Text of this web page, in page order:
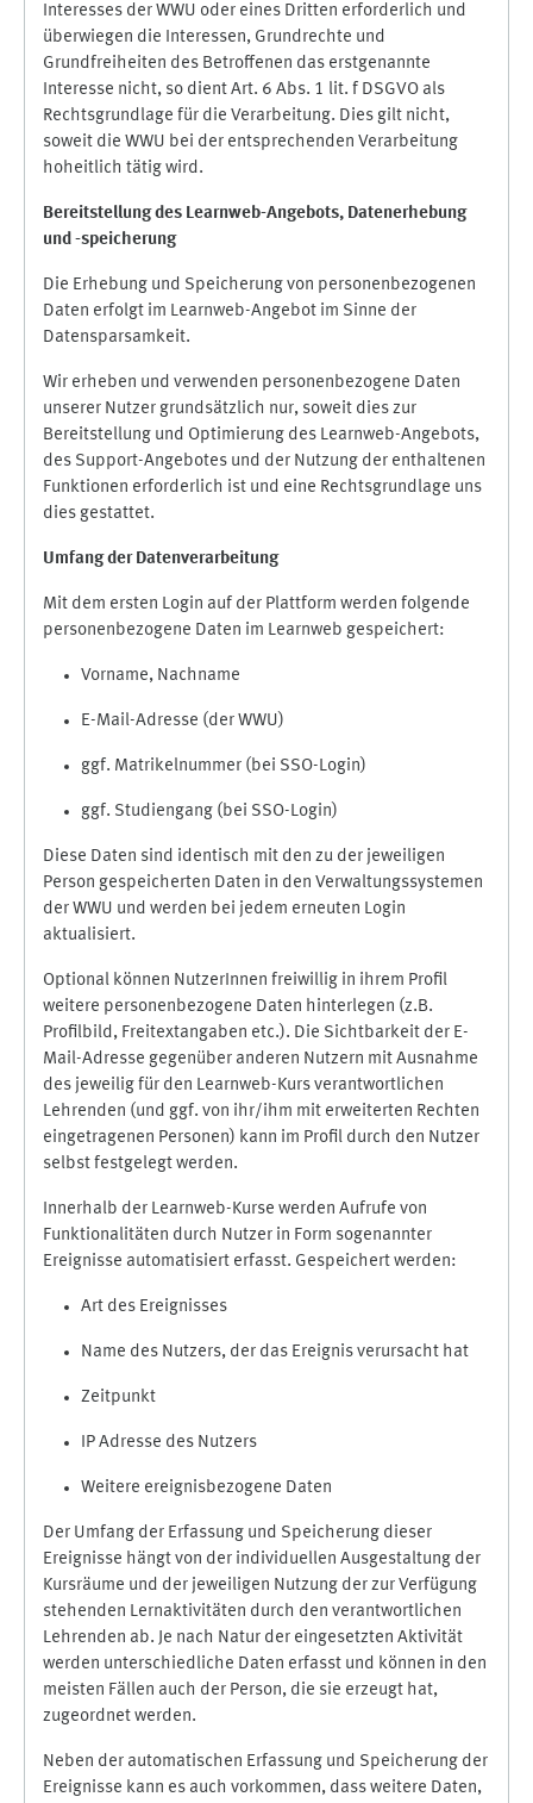
Interesses der WWU oder eines Dritten erforderlich und
überwiegen die Interessen, Grundrechte und
Grundfreiheiten des Betroffenen das erstgenannte
Interesse nicht, so dient Art. 6 Abs. 1 lit. f DSGVO als
Rechtsgrundlage für die Verarbeitung. Dies gilt nicht,
soweit die WWU bei der entsprechenden Verarbeitung
hoheitlich tätig wird.
Bereitstellung des Learnweb-Angebots, Datenerhebung
und -speicherung
Die Erhebung und Speicherung von personenbezogenen
Daten erfolgt im Learnweb-Angebot im Sinne der
Datensparsamkeit.
Wir erheben und verwenden personenbezogene Daten
unserer Nutzer grundsätzlich nur, soweit dies zur
Bereitstellung und Optimierung des Learnweb-Angebots,
des Support-Angebotes und der Nutzung der enthaltenen
Funktionen erforderlich ist und eine Rechtsgrundlage uns
dies gestattet.
Umfang der Datenverarbeitung
Mit dem ersten Login auf der Plattform werden folgende
personenbezogene Daten im Learnweb gespeichert:
Vorname, Nachname
E-Mail-Adresse (der WWU)
ggf. Matrikelnummer (bei SSO-Login)
ggf. Studiengang (bei SSO-Login)
Diese Daten sind identisch mit den zu der jeweiligen
Person gespeicherten Daten in den Verwaltungssystemen
der WWU und werden bei jedem erneuten Login
aktualisiert.
Optional können NutzerInnen freiwillig in ihrem Profil
weitere personenbezogene Daten hinterlegen (z.B.
Profilbild, Freitextangaben etc.). Die Sichtbarkeit der E-
Mail-Adresse gegenüber anderen Nutzern mit Ausnahme
des jeweilig für den Learnweb-Kurs verantwortlichen
Lehrenden (und ggf. von ihr/ihm mit erweiterten Rechten
eingetragenen Personen) kann im Profil durch den Nutzer
selbst festgelegt werden.
Innerhalb der Learnweb-Kurse werden Aufrufe von
Funktionalitäten durch Nutzer in Form sogenannter
Ereignisse automatisiert erfasst. Gespeichert werden:
Art des Ereignisses
Name des Nutzers, der das Ereignis verursacht hat
Zeitpunkt
IP Adresse des Nutzers
Weitere ereignisbezogene Daten
Der Umfang der Erfassung und Speicherung dieser
Ereignisse hängt von der individuellen Ausgestaltung der
Kursräume und der jeweiligen Nutzung der zur Verfügung
stehenden Lernaktivitäten durch den verantwortlichen
Lehrenden ab. Je nach Natur der eingesetzten Aktivität
werden unterschiedliche Daten erfasst und können in den
meisten Fällen auch der Person, die sie erzeugt hat,
zugeordnet werden.
Neben der automatischen Erfassung und Speicherung der
Ereignisse kann es auch vorkommen, dass weitere Daten,